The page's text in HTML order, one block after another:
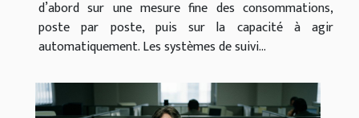
d’abord sur une mesure fine des consommations,
poste par poste, puis sur la capacité à agir
automatiquement. Les systèmes de suivi...